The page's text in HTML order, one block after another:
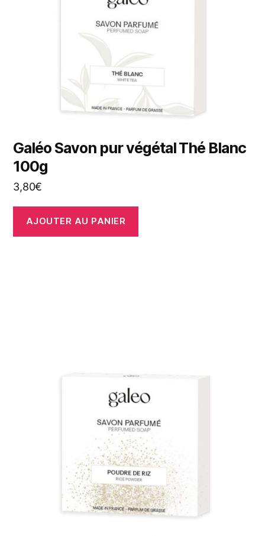
Galéo Savon pur végétal Thé Blanc
100g
3,80€
AJOUTER AU PANIER